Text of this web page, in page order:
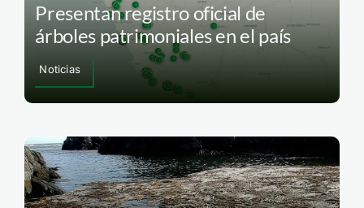
Presentan registro oficial de
árboles patrimoniales en el país
Noticias